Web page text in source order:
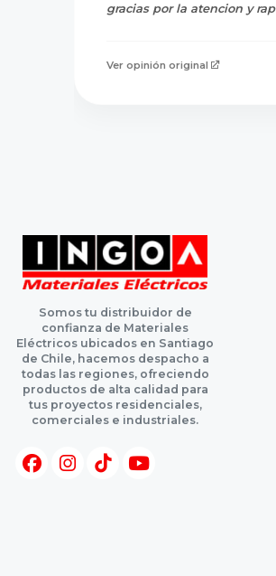
gracias por la atencion y
Ver opinión original
Somos tu distribuidor de
confianza de Materiales
Eléctricos ubicados en Santiago
de Chile, hacemos despacho a
todas las regiones, ofreciendo
productos de alta calidad para
tus proyectos residenciales,
comerciales e industriales.